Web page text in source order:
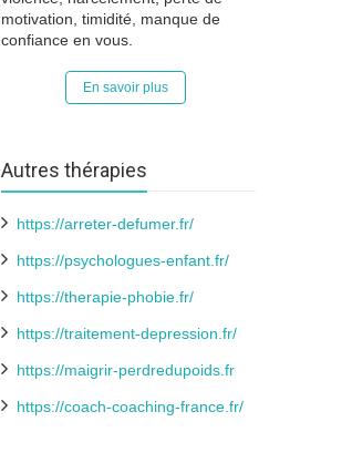
motivation, timidité, manque de
confiance en vous.
En savoir plus
Autres thérapies
https://arreter-defumer.fr/
https://psychologues-enfant.fr/
https://therapie-phobie.fr/
https://traitement-depression.fr/
https://maigrir-perdredupoids.fr
https://coach-coaching-france.fr/